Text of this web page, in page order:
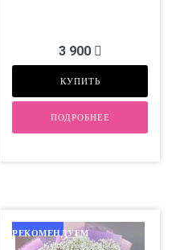
3 900
КУПИТЬ
ПОДРОБНЕЕ
РЕКОМЕНДУЕМ